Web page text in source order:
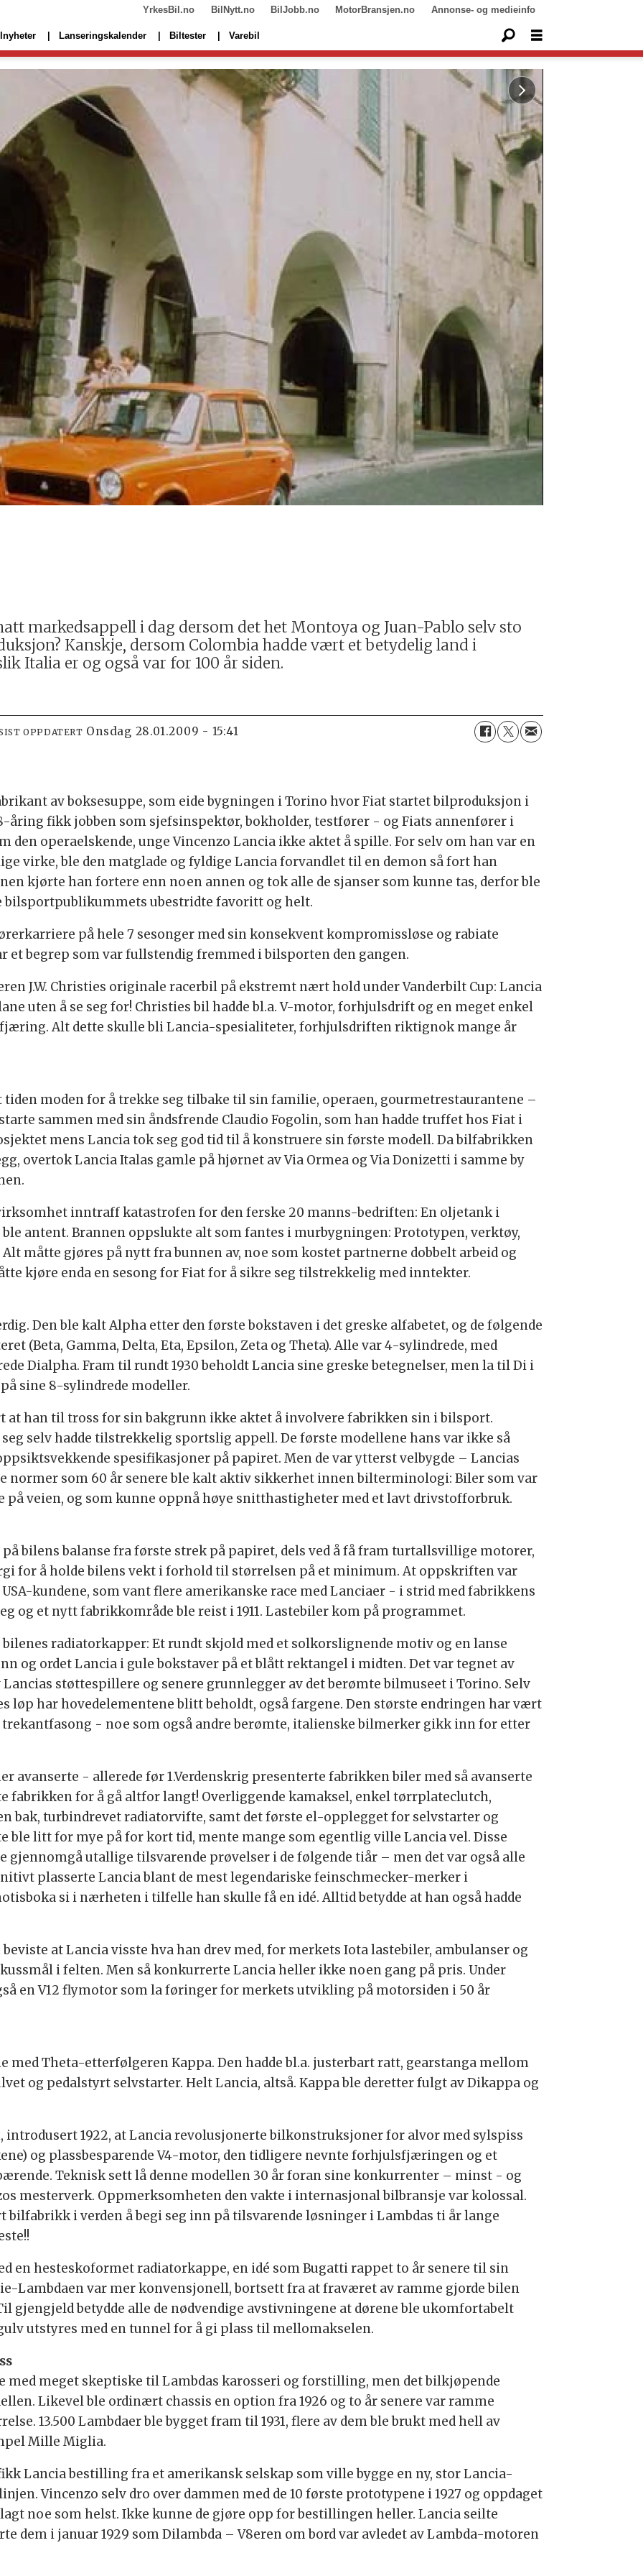
YrkesBil.no BilNytt.no BilJobb.no MotorBransjen.no Annonse- og medieinfo
Lanseringskalender Biltester Varebil
markedsappell i dag dersom det het Montoya og Juan-Pablo selv sto
Kanskje, dersom Colombia hadde vært et betydelig land i
Italia er og også var for 100 år siden.
OPPDATERT onsdag 28.01.2009 - 15:41
av boksesuppe, som eide bygningen i Torino hvor Fiat startet bilproduksjon i
åring fikk jobben som sjefsinspektør, bokholder, testfører - og Fiats annenfører i
den operaelskende, unge Vincenzo Lancia ikke aktet å spille. For selv om han var en
virke, ble den matglade og fyldige Lancia forvandlet til en demon så fort han
kjørte han fortere enn noen annen og tok alle de sjanser som kunne tas, derfor ble
bilsportpublikummets ubestridte favoritt og helt.
på hele 7 sesonger med sin konsekvent kompromissløse og rabiate
begrep som var fullstendig fremmed i bilsporten den gangen.
J.W. Christies originale racerbil på ekstremt nært hold under Vanderbilt Cup: Lancia
uten å se seg for! Christies bil hadde bl.a. V-motor, forhjulsdrift og en meget enkel
Alt dette skulle bli Lancia-spesialiteter, forhjulsdriften riktignok mange år
tiden moden for å trekke seg tilbake til sin familie, operaen, gourmetrestaurantene –
sammen med sin åndsfrende Claudio Fogolin, som han hadde truffet hos Fiat i
mens Lancia tok seg god tid til å konstruere sin første modell. Da bilfabrikken
overtok Lancia Italas gamle på hjørnet av Via Ormea og Via Donizetti i samme by
inntraff katastrofen for den ferske 20 manns-bedriften: En oljetank i
antent. Brannen oppslukte alt som fantes i murbygningen: Prototypen, verktøy,
måtte gjøres på nytt fra bunnen av, noe som kostet partnerne dobbelt arbeid og
kjøre enda en sesong for Fiat for å sikre seg tilstrekkelig med inntekter.
Den ble kalt Alpha etter den første bokstaven i det greske alfabetet, og de følgende
(Beta, Gamma, Delta, Eta, Epsilon, Zeta og Theta). Alle var 4-sylindrede, med
Dialpha. Fram til rundt 1930 beholdt Lancia sine greske betegnelser, men la til Di i
sine 8-sylindrede modeller.
at han til tross for sin bakgrunn ikke aktet å involvere fabrikken sin i bilsport.
selv hadde tilstrekkelig sportslig appell. De første modellene hans var ikke så
spesifikasjoner på papiret. Men de var ytterst velbygde – Lancias
normer som 60 år senere ble kalt aktiv sikkerhet innen bilterminologi: Biler som var
på veien, og som kunne oppnå høye snitthastigheter med et lavt drivstofforbruk.
bilens balanse fra første strek på papiret, dels ved å få fram turtallsvillige motorer,
for å holde bilens vekt i forhold til størrelsen på et minimum. At oppskriften var
kundene, som vant flere amerikanske race med Lanciaer - i strid med fabrikkens
og et nytt fabrikkområde ble reist i 1911. Lastebiler kom på programmet.
radiatorkapper: Et rundt skjold med et solkorslignende motiv og en lanse
og ordet Lancia i gule bokstaver på et blått rektangel i midten. Det var tegnet av
Lancias støttespillere og senere grunnlegger av det berømte bilmuseet i Torino. Selv
løp har hovedelementene blitt beholdt, også fargene. Den største endringen har vært
- noe som også andre berømte, italienske bilmerker gikk inn for etter
avanserte - allerede før 1.Verdenskrig presenterte fabrikken biler med så avanserte
for å gå altfor langt! Overliggende kamaksel, enkel tørrplateclutch,
bak, turbindrevet radiatorvifte, samt det første el-opplegget for selvstarter og
ble litt for mye på for kort tid, mente mange som egentlig ville Lancia vel. Disse
gjennomgå utallige tilsvarende prøvelser i de følgende tiår – men det var også alle
plasserte Lancia blant de mest legendariske feinschmecker-merker i
si i nærheten i tilfelle han skulle få en idé. Alltid betydde at han også hadde
at Lancia visste hva han drev med, for merkets Iota lastebiler, ambulanser og
i felten. Men så konkurrerte Lancia heller ikke noen gang på pris. Under
en V12 flymotor som la føringer for merkets utvikling på motorsiden i 50 år
Theta-etterfølgeren Kappa. Den hadde bl.a. justerbart ratt, gearstanga mellom
og pedalstyrt selvstarter. Helt Lancia, altså. Kappa ble deretter fulgt av Dikappa og
introdusert 1922, at Lancia revolusjonerte bilkonstruksjoner for alvor med sylspiss
og plassbesparende V4-motor, den tidligere nevnte forhjulsfjæringen og et
Teknisk sett lå denne modellen 30 år foran sine konkurrenter – minst - og
mesterverk. Oppmerksomheten den vakte i internasjonal bilbransje var kolossal.
bilfabrikk i verden å begi seg inn på tilsvarende løsninger i Lambdas ti år lange
en hesteskoformet radiatorkappe, en idé som Bugatti rappet to år senere til sin
Lambdaen var mer konvensjonell, bortsett fra at fraværet av ramme gjorde bilen
gjengjeld betydde alle de nødvendige avstivningene at dørene ble ukomfortabelt
utstyres med en tunnel for å gi plass til mellomakselen.
med meget skeptiske til Lambdas karosseri og forstilling, men det bilkjøpende
Likevel ble ordinært chassis en option fra 1926 og to år senere var ramme
13.500 Lambdaer ble bygget fram til 1931, flere av dem ble brukt med hell av
Mille Miglia.
Lancia bestilling fra et amerikansk selskap som ville bygge en ny, stor Lancia-
Vincenzo selv dro over dammen med de 10 første prototypene i 1927 og oppdaget
noe som helst. Ikke kunne de gjøre opp for bestillingen heller. Lancia seilte
dem i januar 1929 som Dilambda – V8eren om bord var avledet av Lambda-motoren